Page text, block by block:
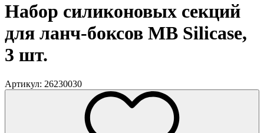
Набор силиконовых секций
для ланч-боксов MB Silicase,
3 шт.
Артикул: 26230030